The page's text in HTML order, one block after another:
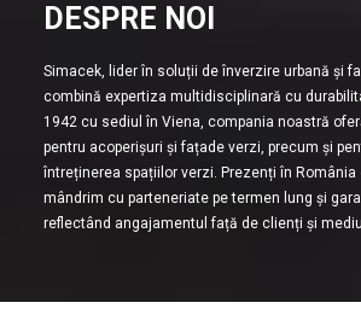
DESPRE NOI
Simacek, lider în soluții de înverzire urbană și
combină expertiza multidisciplinară cu
1942 cu sediul în Viena, compania noastră
pentru acoperișuri și fațade verzi, precum și
întreținerea spațiilor verzi. Prezenți în România
mândrim cu parteneriate pe termen lung și
reflectând angajamentul față de clienți și